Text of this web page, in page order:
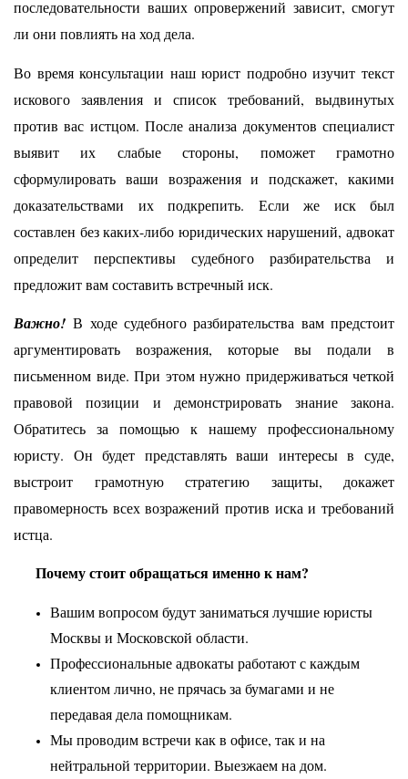
последовательности ваших опровержений зависит, смогут
ли они повлиять на ход дела.
Во время консультации наш юрист подробно изучит текст
искового заявления и список требований, выдвинутых
против вас истцом. После анализа документов специалист
выявит их слабые стороны, поможет грамотно
сформулировать ваши возражения и подскажет, какими
доказательствами их подкрепить. Если же иск был
составлен без каких-либо юридических нарушений, адвокат
определит перспективы судебного разбирательства и
предложит вам составить встречный иск.
Важно!В ходе судебного разбирательства вам предстоит
аргументировать возражения, которые вы подали в
письменном виде. При этом нужно придерживаться четкой
правовой позиции и демонстрировать знание закона.
Обратитесь за помощью к нашему профессиональному
юристу. Он будет представлять ваши интересы в суде,
выстроит грамотную стратегию защиты, докажет
правомерность всех возражений против иска и требований
истца.
Почему стоит обращаться именно к нам?
Вашим вопросом будут заниматься лучшие юристы
Москвы и Московской области.
Профессиональные адвокаты работают с каждым
клиентом лично, не прячась за бумагами и не
передавая дела помощникам.
Мы проводим встречи как в офисе, так и на
нейтральной территории. Выезжаем на дом.